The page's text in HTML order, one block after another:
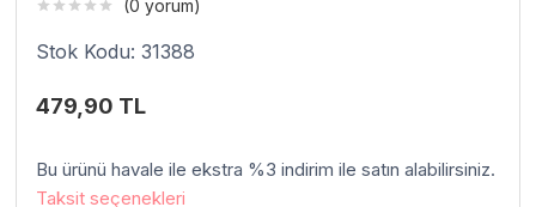
(0 yorum)
Stok Kodu: 31388
479,90 TL
Bu ürünü havale ile ekstra %3 indirim ile satın alabilirsiniz.
Taksit seçenekleri